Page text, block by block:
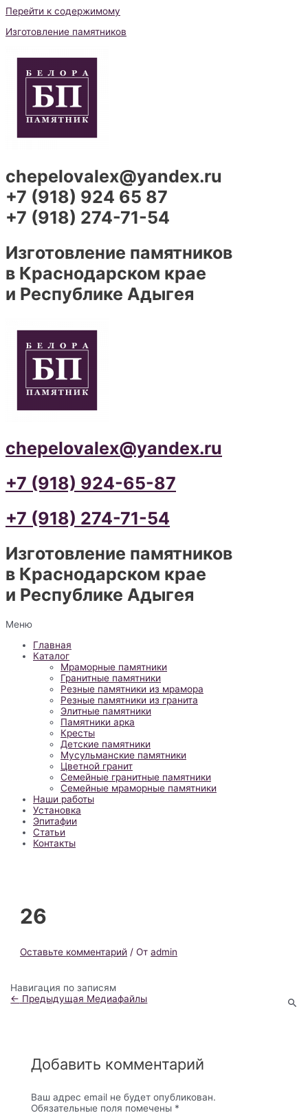
Перейти к содержимому
Изготовление памятников
chepelovalex@yandex.ru
+7 (918) 924 65 87
+7 (918) 274-71-54
Изготовление памятников
в Краснодарском крае
и Республике Адыгея
chepelovalex@yandex.ru
+7 (918) 924-65-87
+7 (918) 274-71-54
Изготовление памятников
в Краснодарском крае
и Республике Адыгея
Меню
Главная
Каталог
Мраморные памятники
Гранитные памятники
Резные памятники из мрамора
Резные памятники из гранита
Элитные памятники
Памятники арка
Кресты
Детские памятники
Мусульманские памятники
Цветной гранит
Семейные гранитные памятники
Семейные мраморные памятники
Наши работы
Установка
Эпитафии
Статьи
Контакты
26
Оставьте комментарий / От admin
Навигация по записям
← Предыдущая Медиафайлы
Добавить комментарий
Ваш адрес email не будет опубликован.
Обязательные поля помечены *